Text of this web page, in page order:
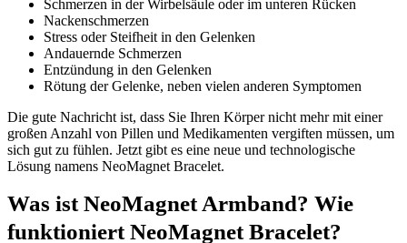
Schmerzen in der Wirbelsäule oder im unteren Rücken
Nackenschmerzen
Stress oder Steifheit in den Gelenken
Andauernde Schmerzen
Entzündung in den Gelenken
Rötung der Gelenke, neben vielen anderen Symptomen
Die gute Nachricht ist, dass Sie Ihren Körper nicht mehr mit einer
großen Anzahl von Pillen und Medikamenten vergiften müssen, um
sich gut zu fühlen. Jetzt gibt es eine neue und technologische
Lösung namens NeoMagnet Bracelet.
Was ist NeoMagnet Armband? Wie
funktioniert NeoMagnet Bracelet?